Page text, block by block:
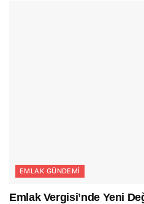
EMLAK GÜNDEMI
Emlak Vergisi’nde Yeni